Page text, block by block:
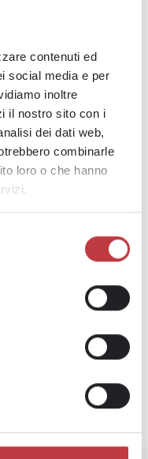
contenuti ed
social media e per
inoltre
il nostro sito con i
dei dati web,
combinarle
loro o che hanno
garantisce
e un
inoltre
professionale
fiducia! Trova
PROSSIMA NEWS